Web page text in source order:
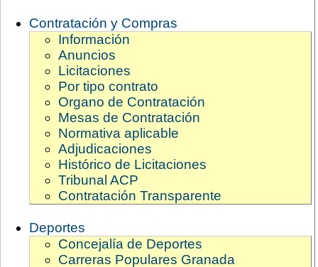
Contratación y Compras
Información
Anuncios
Licitaciones
Por tipo contrato
Organo de Contratación
Mesas de Contratación
Normativa aplicable
Adjudicaciones
Histórico de Licitaciones
Tribunal ACP
Contratación Transparente
Deportes
Concejalía de Deportes
Carreras Populares Granada